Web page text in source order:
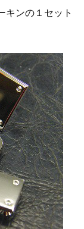
キンの１セット